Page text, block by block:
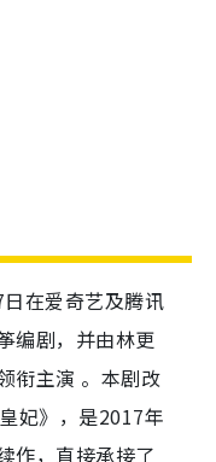
在爱奇艺及腾讯
编剧，并由林更
衔主演 。本剧改
妃》，是2017年
作，直接承接了